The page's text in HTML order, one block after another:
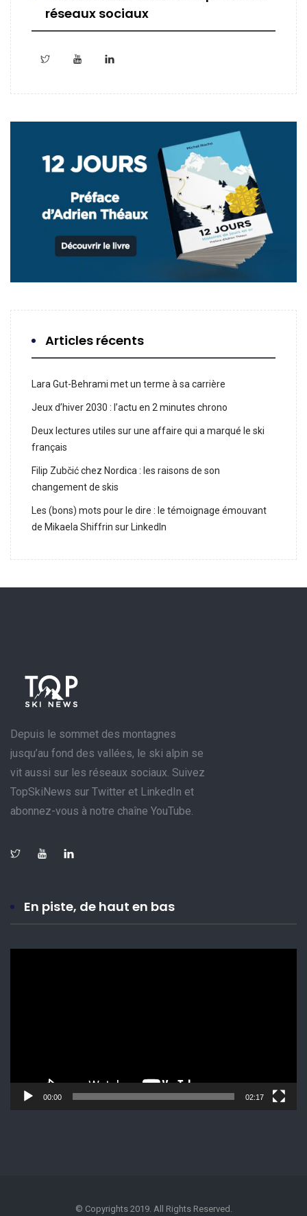
réseaux sociaux
Articles récents
Lara Gut-Behrami met un terme à sa carrière
Jeux d’hiver 2030 : l’actu en 2 minutes chrono
Deux lectures utiles sur une affaire qui a marqué le ski
français
Filip Zubčić chez Nordica : les raisons de son
changement de skis
Les (bons) mots pour le dire : le témoignage émouvant
de Mikaela Shiffrin sur LinkedIn
Depuis le sommet des montagnes
jusqu’au fond des vallées, le ski alpin se
vit aussi sur les réseaux sociaux. Suivez
TopSkiNews sur Twitter et LinkedIn et
abonnez-vous à notre chaîne YouTube.
En piste, de haut en bas
00:00 02:17
© Copyrights 2019. All Rights Reserved.